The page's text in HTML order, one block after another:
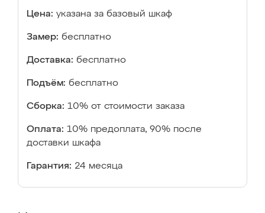
Цена: указана за базовый шкаф
Замер: бесплатно
Доставка: бесплатно
Подъём: бесплатно
Сборка: 10% от стоимости заказа
Оплата: 10% предоплата, 90% после
доставки шкафа
Гарантия: 24 месяца